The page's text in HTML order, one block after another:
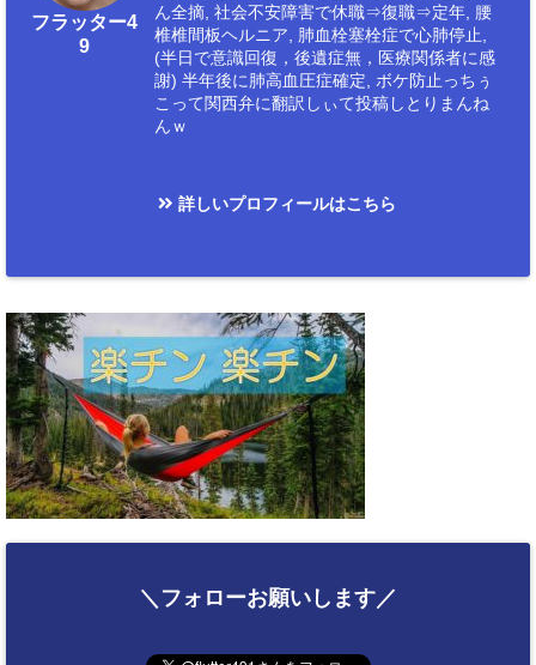
フラッター4
9
ん全摘, 社会不安障害で休職⇒復職⇒定年, 腰
椎椎間板ヘルニア, 肺血栓塞栓症で心肺停止,
(半日で意識回復，後遺症無，医療関係者に感
謝) 半年後に肺高血圧症確定, ボケ防止っちぅ
こって関西弁に翻訳しぃて投稿しとりまんね
んｗ
詳しいプロフィールはこちら
＼フォローお願いします／